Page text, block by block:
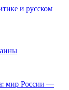
и русском
мир России —